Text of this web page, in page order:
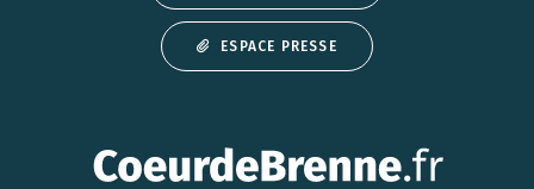
ESPACE PRESSE